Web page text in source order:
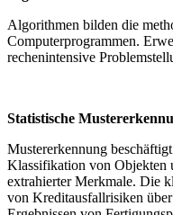
Algorithmen bilden die
Computerprogrammen.
rechenintensive
Statistische
Mustererkennung
Klassifikation von Objekten
extrahierter Merkmale. Die
von Kreditausfallrisiken